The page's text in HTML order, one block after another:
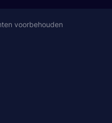
voorbehouden